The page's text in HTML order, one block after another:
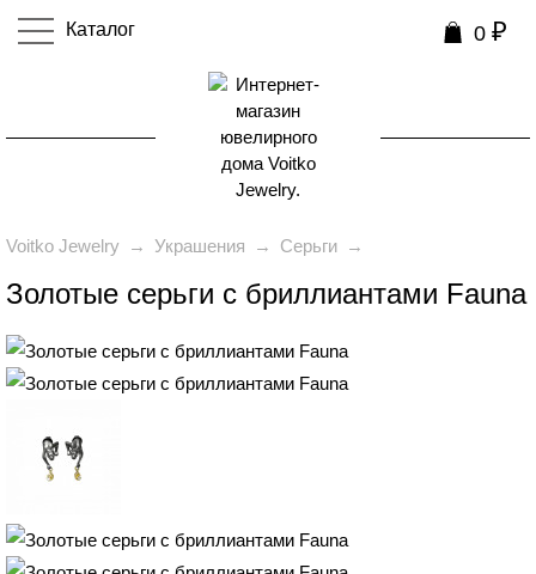
Каталог 0 ₽
Voitko Jewelry → Украшения → Серьги →
Золотые серьги с бриллиантами Fauna